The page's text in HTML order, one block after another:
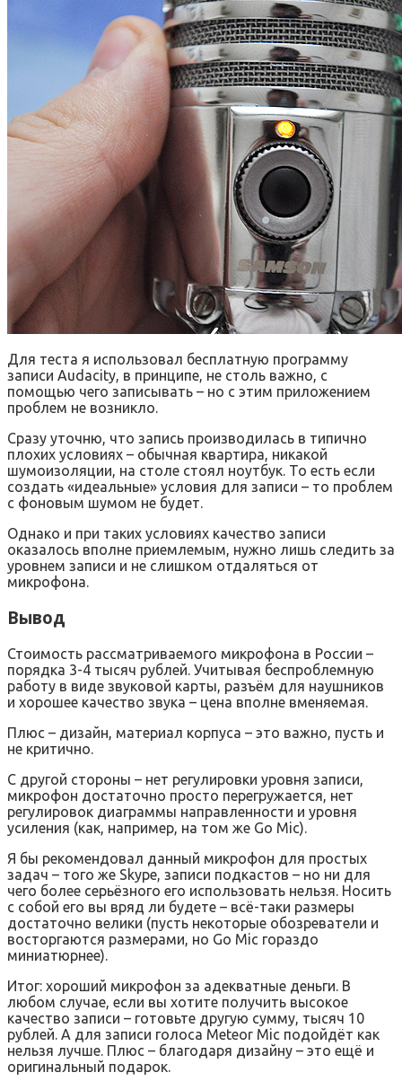
Для теста я использовал бесплатную программу
записи Audacity, в принципе, не столь важно, с
помощью чего записывать – но с этим приложением
проблем не возникло.
Сразу уточню, что запись производилась в типично
плохих условиях – обычная квартира, никакой
шумоизоляции, на столе стоял ноутбук. То есть если
создать «идеальные» условия для записи – то проблем
с фоновым шумом не будет.
Однако и при таких условиях качество записи
оказалось вполне приемлемым, нужно лишь следить за
уровнем записи и не слишком отдаляться от
микрофона.
Вывод
Стоимость рассматриваемого микрофона в России –
порядка 3-4 тысяч рублей. Учитывая беспроблемную
работу в виде звуковой карты, разъём для наушников
и хорошее качество звука – цена вполне вменяемая.
Плюс – дизайн, материал корпуса – это важно, пусть и
не критично.
С другой стороны – нет регулировки уровня записи,
микрофон достаточно просто перегружается, нет
регулировок диаграммы направленности и уровня
усиления (как, например, на том же Go Mic).
Я бы рекомендовал данный микрофон для простых
задач – того же Skype, записи подкастов – но ни для
чего более серьёзного его использовать нельзя. Носить
с собой его вы вряд ли будете – всё-таки размеры
достаточно велики (пусть некоторые обозреватели и
восторгаются размерами, но Go Mic гораздо
миниатюрнее).
Итог: хороший микрофон за адекватные деньги. В
любом случае, если вы хотите получить высокое
качество записи – готовьте другую сумму, тысяч 10
рублей. А для записи голоса Meteor Mic подойдёт как
нельзя лучше. Плюс – благодаря дизайну – это ещё и
оригинальный подарок.